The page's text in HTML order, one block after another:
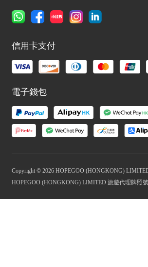
信用卡支付
電子錢包
Copyright © 2026 HOPEGOO (HONGKONG)
HOPEGOO (HONGKONG) LIMITED 旅遊代理牌照